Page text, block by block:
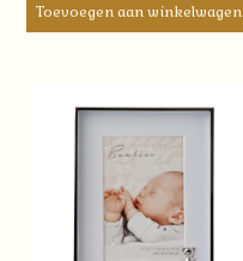
Toevoegen aan winkelwagen